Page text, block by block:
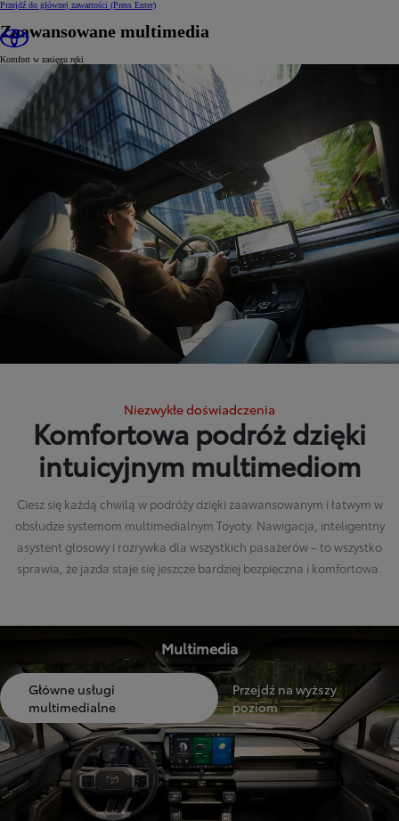
Przejdź do głównej zawartości (Press Enter)
Zaawansowane multimedia
Komfort w zasięgu ręki
Niezwykłe doświadczenia
Komfortowa podróż dzięki
intuicyjnym multimediom
Ciesz się każdą chwilą w podróży dzięki zaawansowanym i łatwym w
obsłudze systemom multimedialnym Toyoty. Nawigacja, inteligentny
asystent głosowy i rozrywka dla wszystkich pasażerów – to wszystko
sprawia, że jazda staje się jeszcze bardziej bezpieczna i komfortowa.
Multimedia
Główne usługi
multimedialne
Przejdź na wyższy
poziom